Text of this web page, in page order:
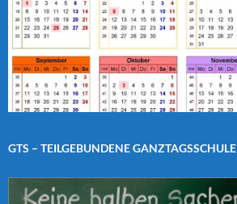
GTS – TEILGEBUNDENE GANZTAGSSCHULE